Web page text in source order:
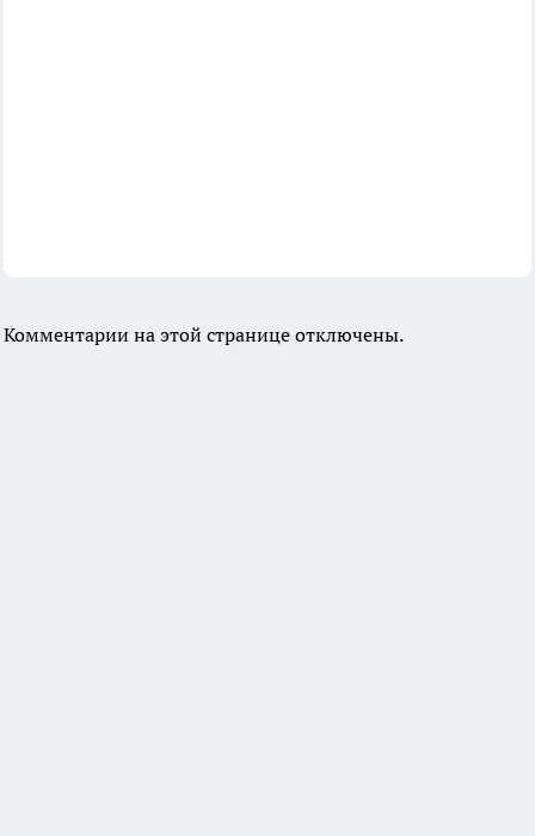
Комментарии на этой странице отключены.